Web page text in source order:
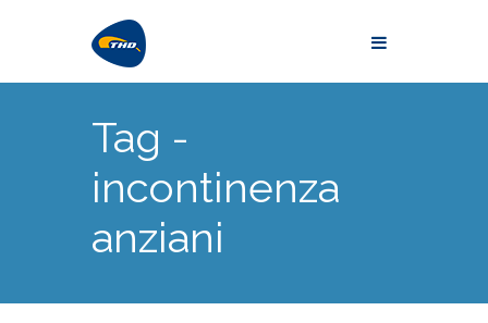
Tag -
incontinenza
anziani